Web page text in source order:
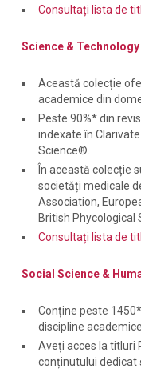
Consultați lista de
Science &
Această colecție
academice din
Peste 90%* din
indexate în
Science®.
În această colecție
societăți medicale
Association,
British Phycological
Consultați lista de
Social Science &
Conține peste
discipline academice
Aveți acces la titluri
conținutului dedicat